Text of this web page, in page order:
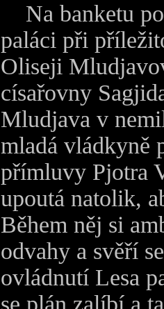
Na banketu
paláci při
Oliseji
císařovny
Mludjava v
mladá vládkyně
přímluvy Pjotra
upoutá natolik,
Během něj si
odvahy a svěří
ovládnutí Lesa
se plán zalíbí a